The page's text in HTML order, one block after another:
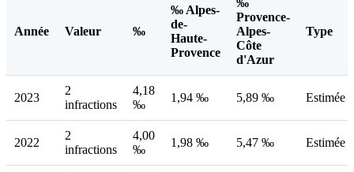
Année Valeur ‰
‰ Alpes-
de-
Haute-
Provence
‰
Provence-
Alpes-
Côte
d'Azur
Type
2023
2
infractions
4,18
‰
1,94 ‰ 5,89 ‰ Estimée
2022
2
infractions
4,00
‰
1,98 ‰ 5,47 ‰ Estimée